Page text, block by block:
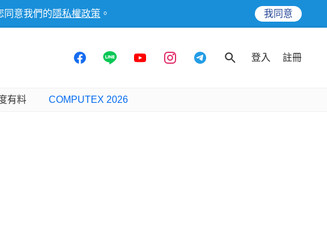
同意我們的 隱私權政策 。 我同意
登入 註冊
有料 COMPUTEX 2026